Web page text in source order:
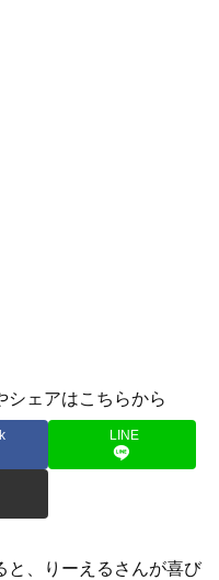
ェアはこちらから
LINE
、りーえるさんが喜び